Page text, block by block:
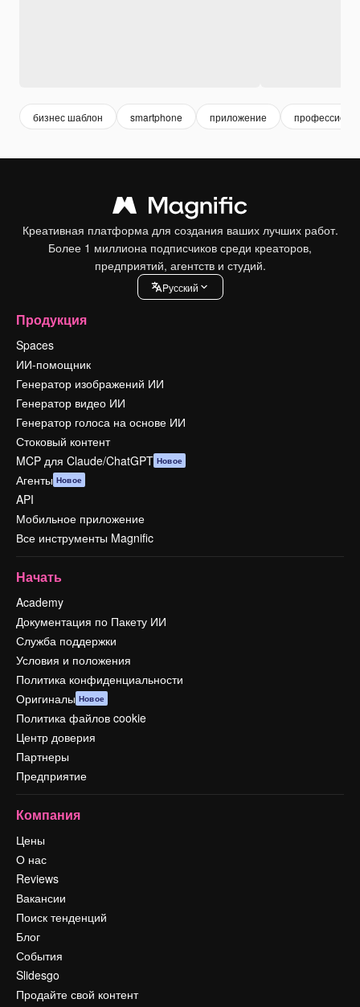
бизнес шаблон smartphone приложение
Креативная платформа для создания ваших лучших работ.
Более 1 миллиона подписчиков среди креаторов,
предприятий, агентств и студий.
Pусский
Продукция
Spaces
ИИ-помощник
Генератор изображений ИИ
Генератор видео ИИ
Генератор голоса на основе ИИ
Стоковый контент
MCP для Claude/ChatGPT Новое
Агенты Новое
API
Мобильное приложение
Все инструменты Magnific
Начать
Academy
Документация по Пакету ИИ
Служба поддержки
Условия и положения
Политика конфиденциальности
Оригиналы Новое
Политика файлов cookie
Центр доверия
Партнеры
Предприятие
Компания
Цены
О нас
Reviews
Вакансии
Поиск тенденций
Блог
События
Slidesgo
Продайте свой контент